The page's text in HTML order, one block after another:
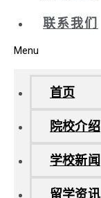
联系我们
Menu
首页
院校介绍
学校新闻
留学资讯